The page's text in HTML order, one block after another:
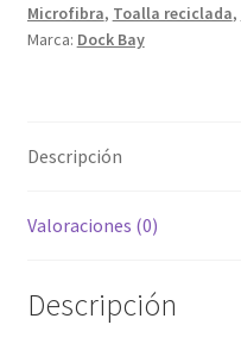
Microfibra, Toalla reciclada,
Marca: Dock Bay
Descripción
Valoraciones (0)
Descripción